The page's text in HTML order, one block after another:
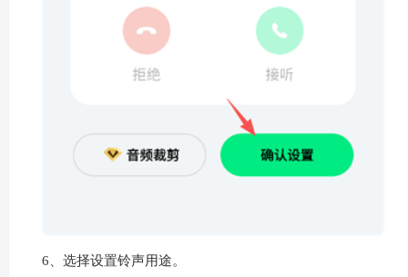
6、选择设置铃声用途。